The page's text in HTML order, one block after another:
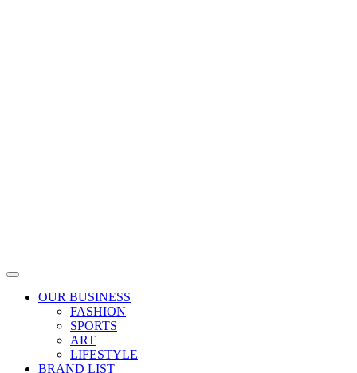
OUR BUSINESS
FASHION
SPORTS
ART
LIFESTYLE
BRAND LIST